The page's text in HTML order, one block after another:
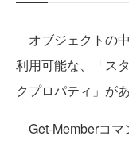
オブジェクトの
利用可能な、「ス
クプロパティ」が
Get-Memberコマ